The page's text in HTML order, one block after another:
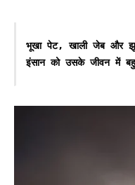
भूखा पेट, खाली जेब और
इंसान को उसके जीवन में